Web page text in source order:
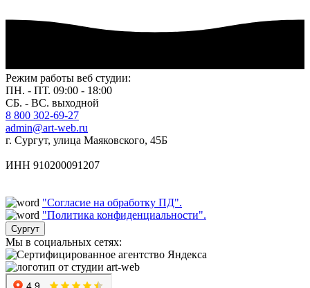
Режим работы веб студии:
ПН. - ПТ. 09:00 - 18:00
СБ. - ВС. выходной
8 800 302-69-27
admin@art-web.ru
г. Сургут, улица Маяковского, 45Б
ИНН 910200091207
"Согласие на обработку ПД".
"Политика конфиденциальности".
Сургут
Мы в социальных сетях: